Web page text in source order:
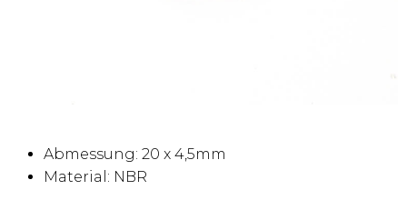
Abmessung: 20 x 4,5mm
Material: NBR